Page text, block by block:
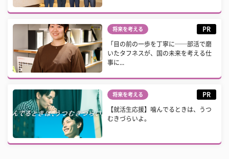
将来を考える PR
「目の前の一歩を丁寧に──部活で磨
いたタフネスが、国の未来を考える仕
事に...
将来を考える PR
【就活生応援】噛んでるときは、うつ
むきづらいよ。